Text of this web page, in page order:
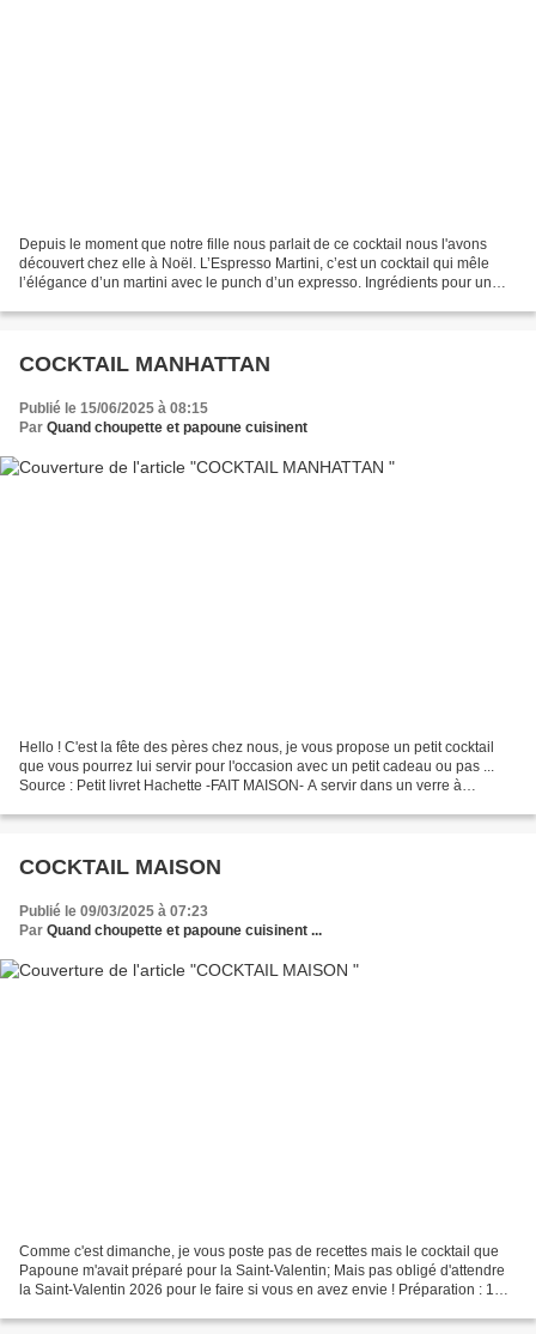
Depuis le moment que notre fille nous parlait de ce cocktail nous l'avons
découvert chez elle à Noël. L’Espresso Martini, c’est un cocktail qui mêle
l’élégance d’un martini avec le punch d’un expresso. Ingrédients pour un
COCKTAIL MANHATTAN
Publié le 15/06/2025 à 08:15
Par Quand choupette et papoune cuisinent
Hello ! C'est la fête des pères chez nous, je vous propose un petit cocktail
que vous pourrez lui servir pour l'occasion avec un petit cadeau ou pas ...
Source : Petit livret Hachette -FAIT MAISON- A servir dans un verre à
COCKTAIL MAISON
Publié le 09/03/2025 à 07:23
Par Quand choupette et papoune cuisinent ...
Comme c'est dimanche, je vous poste pas de recettes mais le cocktail que
Papoune m'avait préparé pour la Saint-Valentin; Mais pas obligé d'attendre
la Saint-Valentin 2026 pour le faire si vous en avez envie ! Préparation : 1